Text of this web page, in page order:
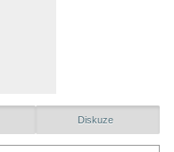
Diskuze